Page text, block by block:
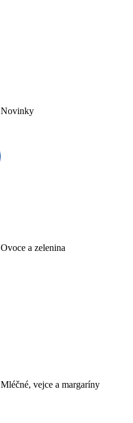
Novinky
Ovoce a zelenina
Mléčné, vejce a margaríny